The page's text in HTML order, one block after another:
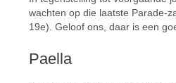
wachten op die laatste Parade-
19e). Geloof ons, daar is een
Paella